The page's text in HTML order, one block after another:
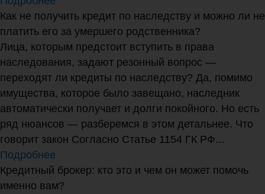
Как не получить кредит по наследству и можно ли не
платить его за умершего родственника?
Лица, которым предстоит вступить в права
наследования, задают резонный вопрос —
переходят ли кредиты по наследству? Да, помимо
имущества, которое было завещано, наследник
автоматически получает и долги покойного. Но есть
ряд нюансов — разберемся в этом детальнее. Что
говорит закон Согласно Статье 1154 ГК РФ...
Подробнее
Кредитный брокер: кто это и чем он может помочь
именно вам?